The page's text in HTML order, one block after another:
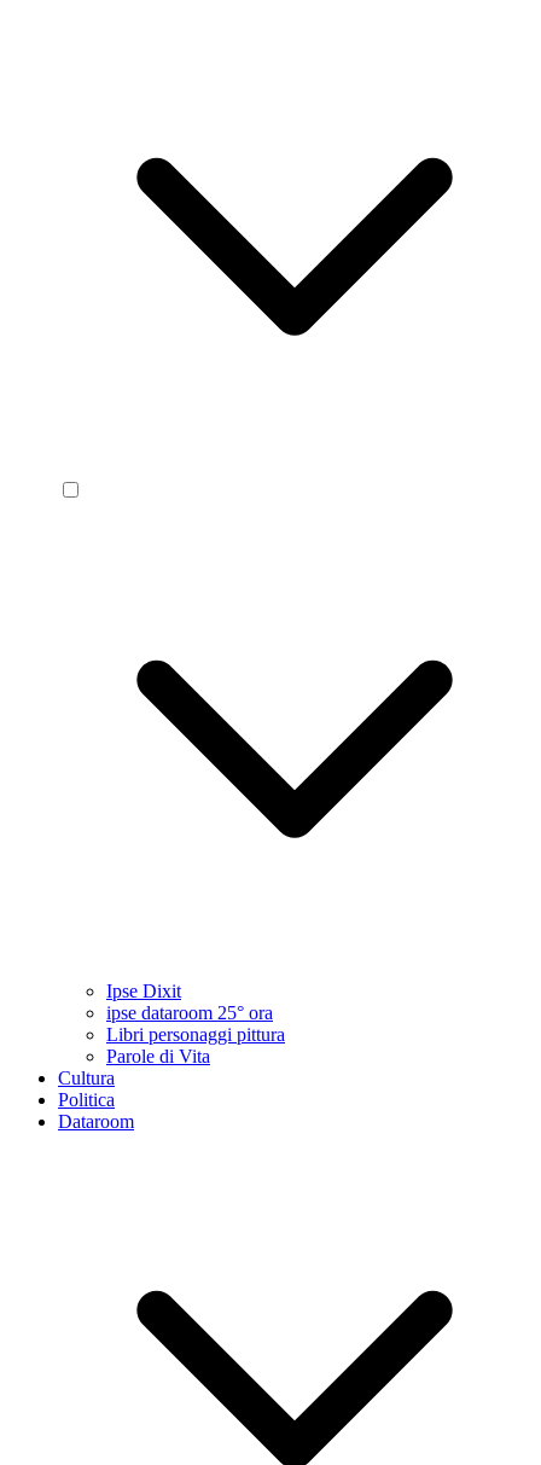
Ipse Dixit
ipse dataroom 25° ora
Libri personaggi pittura
Parole di Vita
Cultura
Politica
Dataroom